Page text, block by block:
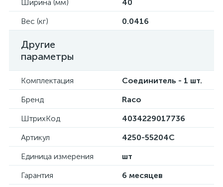
Ширина (мм)
40
Вес (кг)
0.0416
Другие
параметры
Комплектация
Соединитель - 1 шт.
Бренд
Raco
ШтрихКод
4034229017736
Артикул
4250-55204C
Единица измерения
шт
Гарантия
6 месяцев